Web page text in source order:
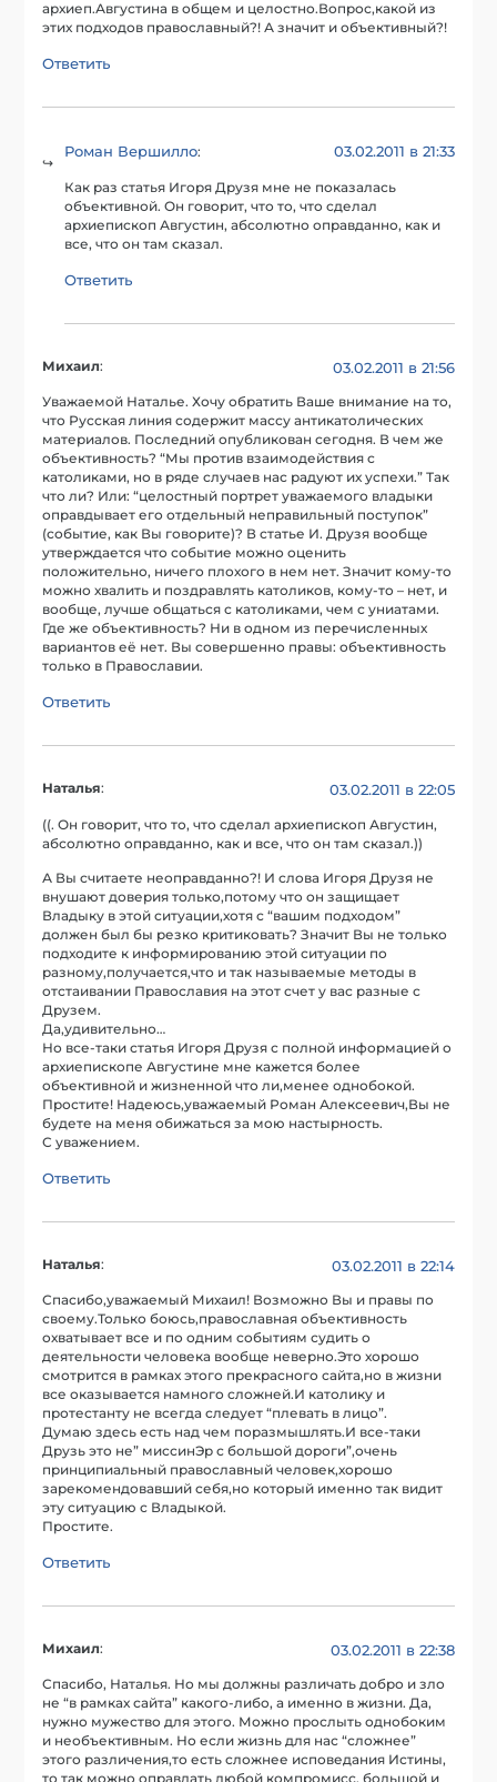
архиеп.Августина в общем и целостно.Вопрос,какой из
этих подходов православный?! А значит и объективный?!
Ответить
Роман Вершилло: 03.02.2011 в 21:33
Как раз статья Игоря Друзя мне не показалась
объективной. Он говорит, что то, что сделал
архиепископ Августин, абсолютно оправданно, как и
все, что он там сказал.
Ответить
Михаил: 03.02.2011 в 21:56
Уважаемой Наталье. Хочу обратить Ваше внимание на то,
что Русская линия содержит массу антикатолических
материалов. Последний опубликован сегодня. В чем же
объективность? “Мы против взаимодействия с
католиками, но в ряде случаев нас радуют их успехи.” Так
что ли? Или: “целостный портрет уважаемого владыки
оправдывает его отдельный неправильный поступок”
(событие, как Вы говорите)? В статье И. Друзя вообще
утверждается что событие можно оценить
положительно, ничего плохого в нем нет. Значит кому-то
можно хвалить и поздравлять католиков, кому-то – нет, и
вообще, лучше общаться с католиками, чем с униатами.
Где же объективность? Ни в одном из перечисленных
вариантов её нет. Вы совершенно правы: объективность
только в Православии.
Ответить
Наталья: 03.02.2011 в 22:05
((. Он говорит, что то, что сделал архиепископ Августин,
абсолютно оправданно, как и все, что он там сказал.))
А Вы считаете неоправданно?! И слова Игоря Друзя не
внушают доверия только,потому что он защищает
Владыку в этой ситуации,хотя с “вашим подходом”
должен был бы резко критиковать? Значит Вы не только
подходите к информированию этой ситуации по
разному,получается,что и так называемые методы в
отстаивании Православия на этот счет у вас разные с
Друзем.
Да,удивительно…
Но все-таки статья Игоря Друзя с полной информацией о
архиепископе Августине мне кажется более
объективной и жизненной что ли,менее однобокой.
Простите! Надеюсь,уважаемый Роман Алексеевич,Вы не
будете на меня обижаться за мою настырность.
С уважением.
Ответить
Наталья: 03.02.2011 в 22:14
Спасибо,уважаемый Михаил! Возможно Вы и правы по
своему.Только боюсь,православная объективность
охватывает все и по одним событиям судить о
деятельности человека вообще неверно.Это хорошо
смотрится в рамках этого прекрасного сайта,но в жизни
все оказывается намного сложней.И католику и
протестанту не всегда следует “плевать в лицо”.
Думаю здесь есть над чем поразмышлять.И все-таки
Друзь это не” миссинЭр с большой дороги”,очень
принципиальный православный человек,хорошо
зарекомендовавший себя,но который именно так видит
эту ситуацию с Владыкой.
Простите.
Ответить
Михаил: 03.02.2011 в 22:38
Спасибо, Наталья. Но мы должны различать добро и зло
не “в рамках сайта” какого-либо, а именно в жизни. Да,
нужно мужество для этого. Можно прослыть однобоким
и необъективным. Но если жизнь для нас “сложнее”
этого различения,то есть сложнее исповедания Истины,